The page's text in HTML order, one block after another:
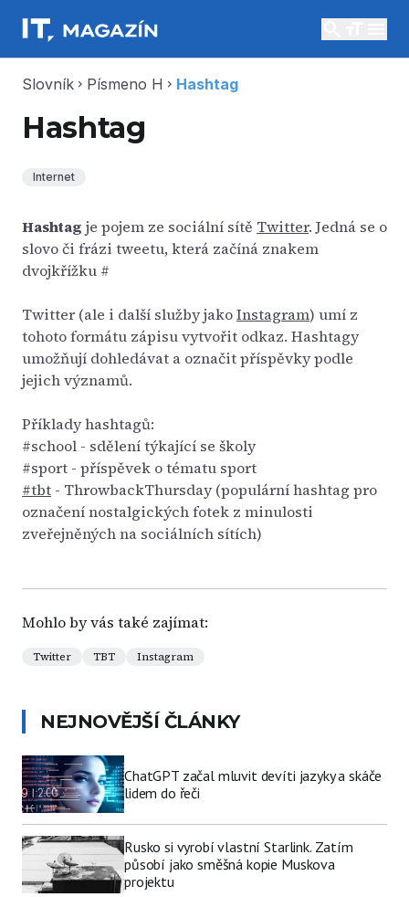
Slovník chevron_right Písmeno H chevron_right Hashtag
Hashtag
Internet
Hashtag je pojem ze sociální sítě Twitter. Jedná se o
slovo či frázi tweetu, která začíná znakem
dvojkřížku #
Twitter (ale i další služby jakoInstagram) umí z
tohoto formátu zápisu vytvořit odkaz. Hashtagy
umožňují dohledávat a označit příspěvky podle
jejich významů.
Příklady hashtagů:
#school - sdělení týkající se školy
#sport - příspěvek o tématu sport
#tbt - ThrowbackThursday (populární hashtag pro
označení nostalgických fotek z minulosti
zveřejněných na sociálních sítích)
Mohlo by vás také zajímat:
Twitter TBT Instagram
NEJNOVĚJŠÍ ČLÁNKY
ChatGPT začal mluvit devíti jazyky a skáče
lidem do řeči
Rusko si vyrobí vlastní Starlink. Zatím
působí jako směšná kopie Muskova
projektu